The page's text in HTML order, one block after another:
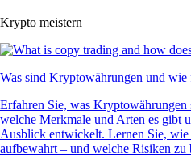
Krypto meistern
Was sind Kryptowährungen und wie
Erfahren Sie, was
welche Merkmale und Arten es gibt
Ausblick entwickelt. Lernen Sie, wie
aufbewahrt – und welche Risiken zu